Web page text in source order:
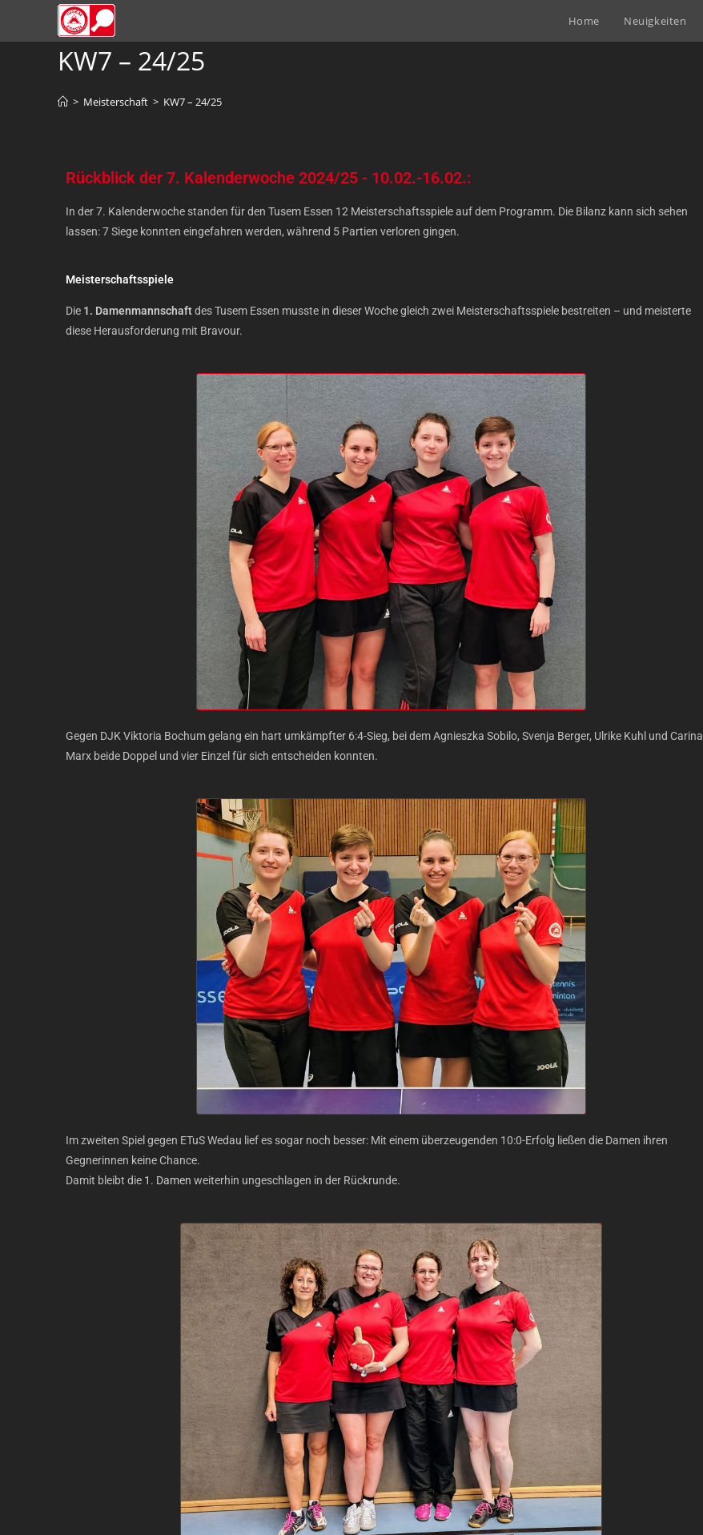
Home Neuigkeiten
KW7 – 24/25
> Meisterschaft > KW7 – 24/25
Rückblick der 7. Kalenderwoche 2024/25 - 10.02.-16.02.:
In der 7. Kalenderwoche standen für den Tusem Essen 12 Meisterschaftsspiele auf dem Programm. Die Bilanz kann sich sehen
lassen: 7 Siege konnten eingefahren werden, während 5 Partien verloren gingen.
Meisterschaftsspiele
Die 1. Damenmannschaftdes Tusem Essen musste in dieser Woche gleich zwei Meisterschaftsspiele bestreiten – und meisterte
diese Herausforderung mit Bravour.
Gegen DJK Viktoria Bochum gelang ein hart umkämpfter 6:4-Sieg, bei dem Agnieszka Sobilo, Svenja Berger, Ulrike Kuhl und Carina
Marx beide Doppel und vier Einzel für sich entscheiden konnten.
Im zweiten Spiel gegen ETuS Wedau lief es sogar noch besser: Mit einem überzeugenden 10:0-Erfolg ließen die Damen ihren
Gegnerinnen keine Chance.
Damit bleibt die 1. Damen weiterhin ungeschlagen in der Rückrunde.